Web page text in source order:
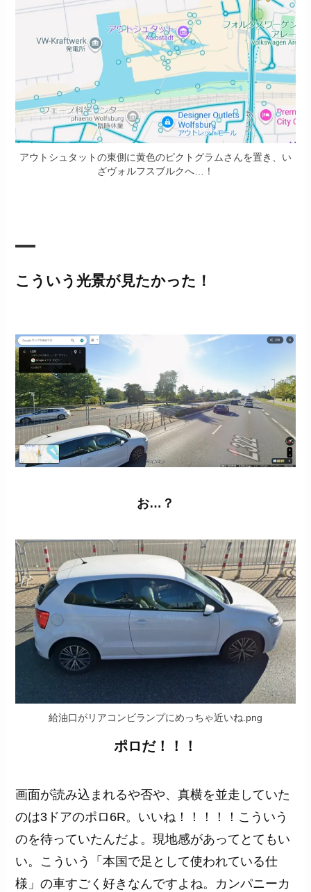
アウトシュタットの東側に黄色のピクトグラムさんを置き、い
ざヴォルフスブルクへ…！
こういう光景が見たかった！
お…？
給油口がリアコンビランプにめっちゃ近いね.png
ポロだ！！！
画面が読み込まれるや否や、真横を並走していた
のは3ドアのポロ6R。いいね！！！！！こういう
のを待っていたんだよ。現地感があってとてもい
い。こういう「本国で足として使われている仕
様」の車すごく好きなんですよね。カンパニーカ